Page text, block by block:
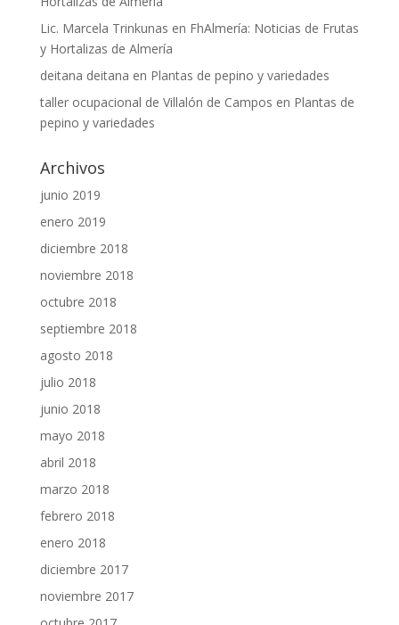
Lic. Marcela Trinkunas en FhAlmería: Noticias de Frutas
y Hortalizas de Almería
deitana deitana en Plantas de pepino y variedades
taller ocupacional de Villalón de Campos en Plantas de
pepino y variedades
Archivos
junio 2019
enero 2019
diciembre 2018
noviembre 2018
octubre 2018
septiembre 2018
agosto 2018
julio 2018
junio 2018
mayo 2018
abril 2018
marzo 2018
febrero 2018
enero 2018
diciembre 2017
noviembre 2017